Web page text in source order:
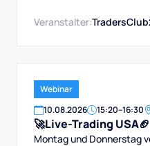
Veranstalter:
Webinar
10.08.2026 15:20–16:30
🚀Live-Trading USA🏈
Montag und Donnerstag